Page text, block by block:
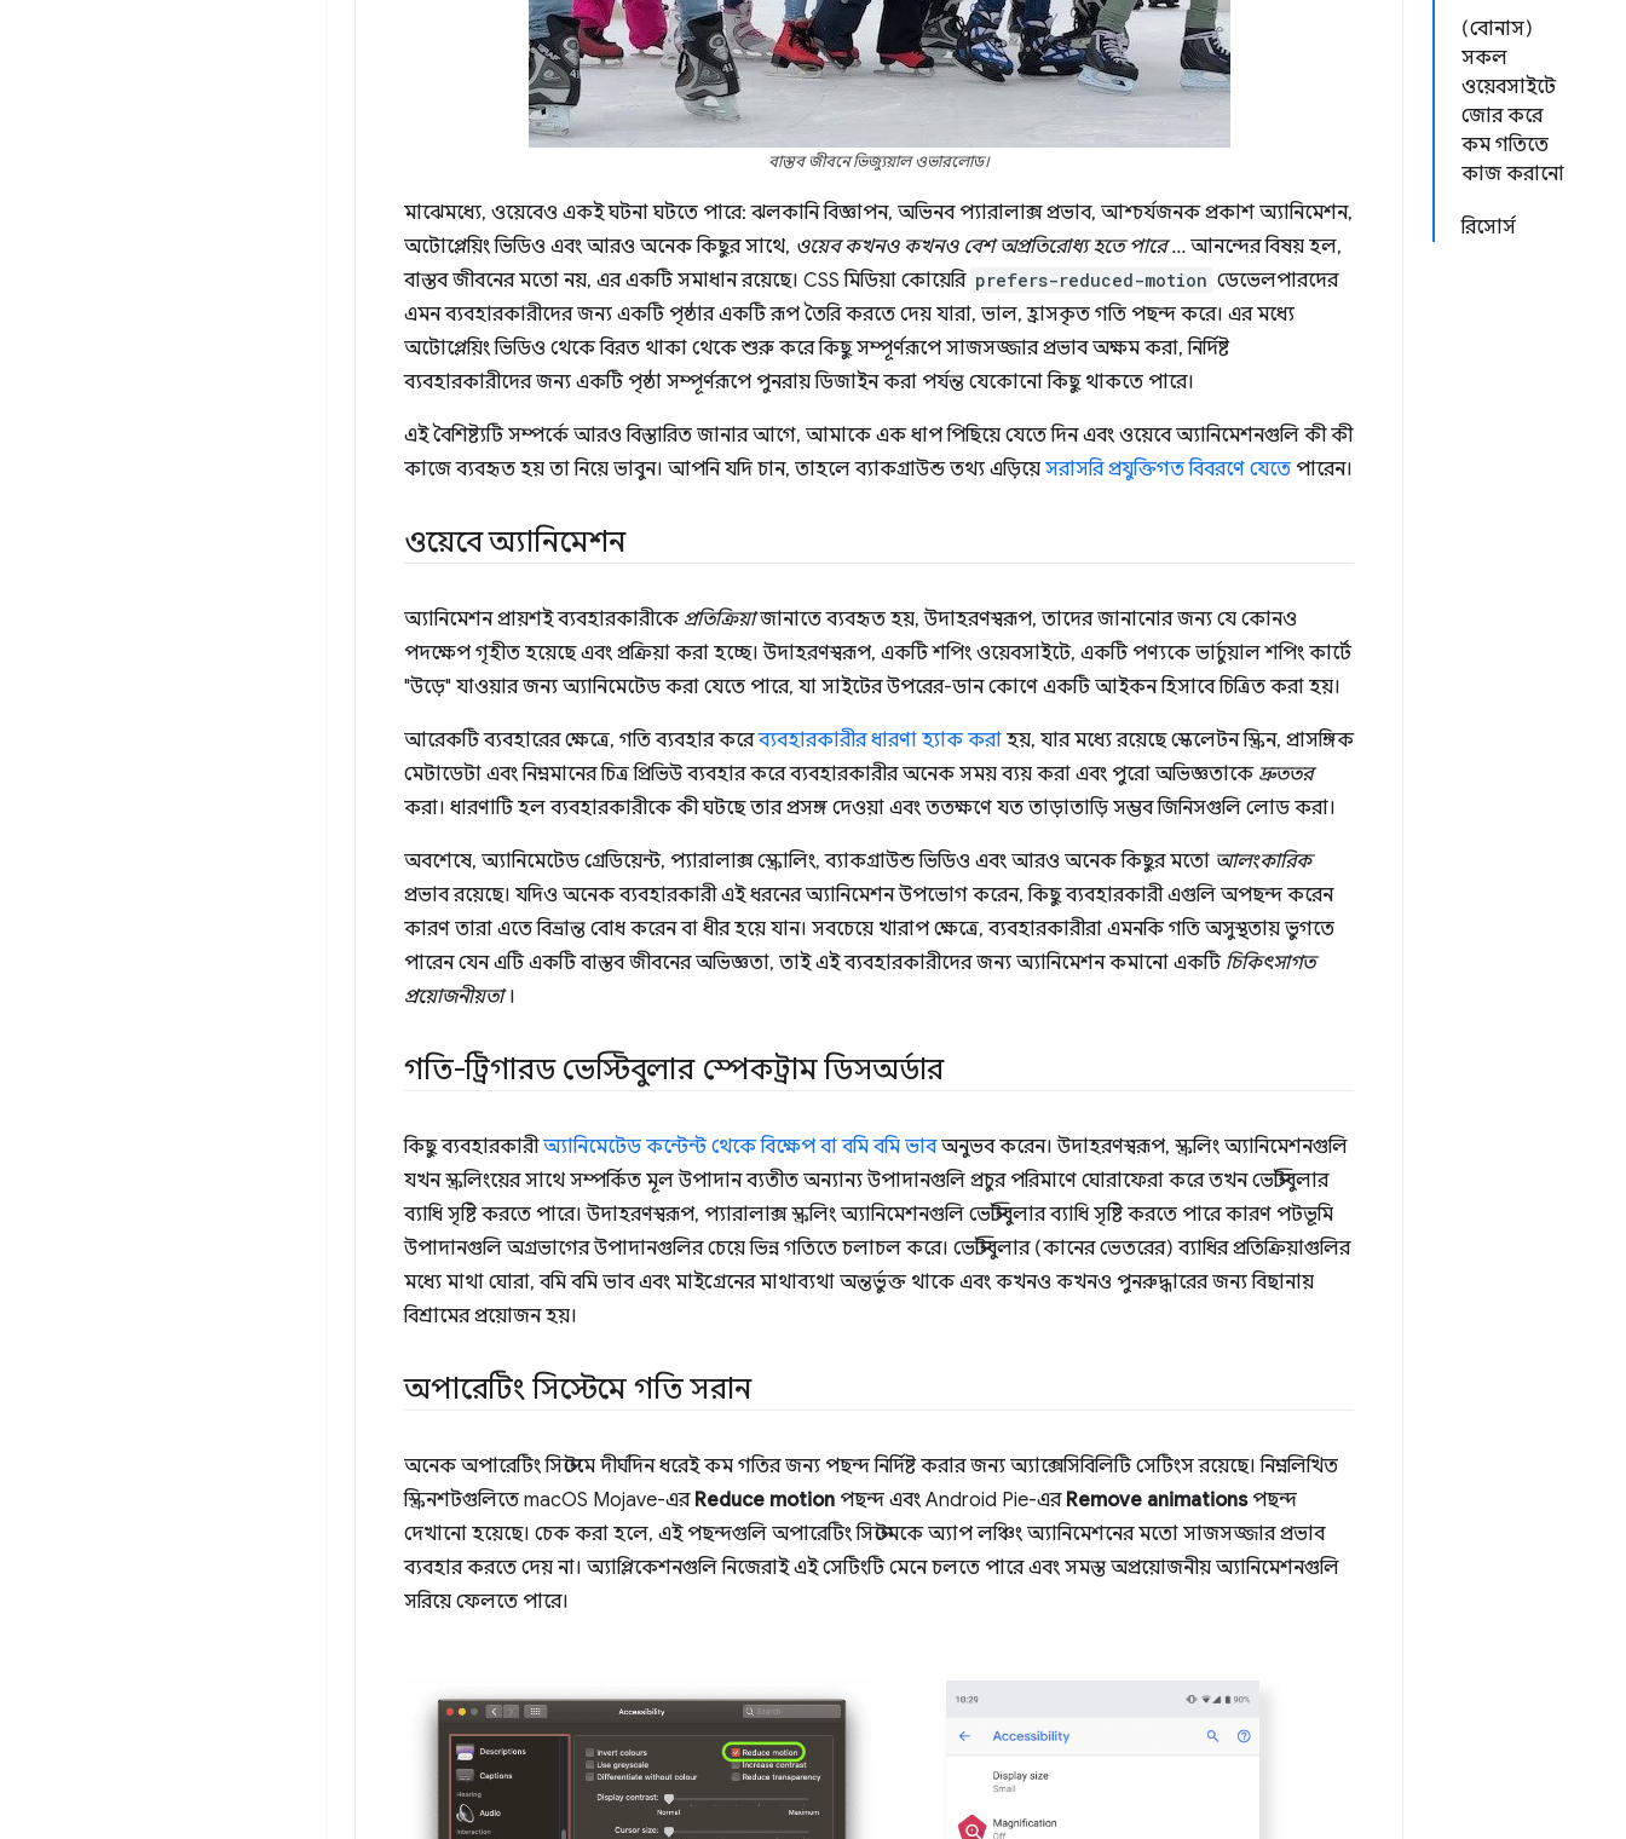
(বোনাস)
সকল
ওয়েবসাইটে
জোর করে
কম গতিতে
কাজ করানো
রিসোর্স
বাস্তব জীবনে ভিজ্যুয়াল ওভারলোড।
মাঝেমধ্যে, ওয়েবেও একই ঘটনা ঘটতে পারে: ঝলকানি বিজ্ঞাপন, অভিনব প্যারালাক্স প্রভাব, আশ্চর্যজনক প্রকাশ অ্যানিমেশন,
অটোপ্লেয়িং ভিডিও এবং আরও অনেক কিছুর সাথে, ওয়েব কখনও কখনও বেশ অপ্রতিরোধ্য হতে পারে... আনন্দের বিষয় হল,
বাস্তব জীবনের মতো নয়, এর একটি সমাধান রয়েছে। CSS মিডিয়া কোয়েরি prefers-reduced-motion ডেভেলপারদের
এমন ব্যবহারকারীদের জন্য একটি পৃষ্ঠার একটি রূপ তৈরি করতে দেয় যারা, ভাল, হ্রাসকৃত গতি পছন্দ করে। এর মধ্যে
অটোপ্লেয়িং ভিডিও থেকে বিরত থাকা থেকে শুরু করে কিছু সম্পূর্ণরূপে সাজসজ্জার প্রভাব অক্ষম করা, নির্দিষ্ট
ব্যবহারকারীদের জন্য একটি পৃষ্ঠা সম্পূর্ণরূপে পুনরায় ডিজাইন করা পর্যন্ত যেকোনো কিছু থাকতে পারে।
এই বৈশিষ্ট্যটি সম্পর্কে আরও বিস্তারিত জানার আগে, আমাকে এক ধাপ পিছিয়ে যেতে দিন এবং ওয়েবে অ্যানিমেশনগুলি কী কী
কাজে ব্যবহৃত হয় তা নিয়ে ভাবুন। আপনি যদি চান, তাহলে ব্যাকগ্রাউন্ড তথ্য এড়িয়ে সরাসরি প্রযুক্তিগত বিবরণে যেতে পারেন।
ওয়েবে অ্যানিমেশন
অ্যানিমেশন প্রায়শই ব্যবহারকারীকে প্রতিক্রিয়াজানাতে ব্যবহৃত হয়, উদাহরণস্বরূপ, তাদের জানানোর জন্য যে কোনও
পদক্ষেপ গৃহীত হয়েছে এবং প্রক্রিয়া করা হচ্ছে। উদাহরণস্বরূপ, একটি শপিং ওয়েবসাইটে, একটি পণ্যকে ভার্চুয়াল শপিং কার্টে
"উড়ে" যাওয়ার জন্য অ্যানিমেটেড করা যেতে পারে, যা সাইটের উপরের-ডান কোণে একটি আইকন হিসাবে চিত্রিত করা হয়।
আরেকটি ব্যবহারের ক্ষেত্রে, গতি ব্যবহার করেব্যবহারকারীর ধারণা হ্যাক করা হয়, যার মধ্যে রয়েছে স্কেলেটন স্ক্রিন, প্রাসঙ্গিক
মেটাডেটা এবং নিম্নমানের চিত্র প্রিভিউ ব্যবহার করে ব্যবহারকারীর অনেক সময় ব্যয় করা এবং পুরো অভিজ্ঞতাকে দ্রুততর
করা। ধারণাটি হল ব্যবহারকারীকে কী ঘটছে তার প্রসঙ্গ দেওয়া এবং ততক্ষণে যত তাড়াতাড়ি সম্ভব জিনিসগুলি লোড করা।
অবশেষে, অ্যানিমেটেড গ্রেডিয়েন্ট, প্যারালাক্স স্ক্রোলিং, ব্যাকগ্রাউন্ড ভিডিও এবং আরও অনেক কিছুর মতো আলংকারিক
প্রভাব রয়েছে। যদিও অনেক ব্যবহারকারী এই ধরনের অ্যানিমেশন উপভোগ করেন, কিছু ব্যবহারকারী এগুলি অপছন্দ করেন
কারণ তারা এতে বিভ্রান্ত বোধ করেন বা ধীর হয়ে যান। সবচেয়ে খারাপ ক্ষেত্রে, ব্যবহারকারীরা এমনকি গতি অসুস্থতায় ভুগতে
পারেন যেন এটি একটি বাস্তব জীবনের অভিজ্ঞতা, তাই এই ব্যবহারকারীদের জন্য অ্যানিমেশন কমানো একটি চিকিৎসাগত
প্রয়োজনীয়তা।
গতি-ট্রিগারড ভেস্টিবুলার স্পেকট্রাম ডিসঅর্ডার
কিছু ব্যবহারকারীঅ্যানিমেটেড কন্টেন্ট থেকে বিক্ষেপ বা বমি বমি ভাবঅনুভব করেন। উদাহরণস্বরূপ, স্ক্রলিং অ্যানিমেশনগুলি
যখন স্ক্রলিংয়ের সাথে সম্পর্কিত মূল উপাদান ব্যতীত অন্যান্য উপাদানগুলি প্রচুর পরিমাণে ঘোরাফেরা করে তখন ভেস্টিবুলার
ব্যাধি সৃষ্টি করতে পারে। উদাহরণস্বরূপ, প্যারালাক্স স্ক্রলিং অ্যানিমেশনগুলি ভেস্টিবুলার ব্যাধি সৃষ্টি করতে পারে কারণ পটভূমি
উপাদানগুলি অগ্রভাগের উপাদানগুলির চেয়ে ভিন্ন গতিতে চলাচল করে। ভেস্টিবুলার (কানের ভেতরের) ব্যাধির প্রতিক্রিয়াগুলির
মধ্যে মাথা ঘোরা, বমি বমি ভাব এবং মাইগ্রেনের মাথাব্যথা অন্তর্ভুক্ত থাকে এবং কখনও কখনও পুনরুদ্ধারের জন্য বিছানায়
বিশ্রামের প্রয়োজন হয়।
অপারেটিং সিস্টেমে গতি সরান
অনেক অপারেটিং সিস্টেমে দীর্ঘদিন ধরেই কম গতির জন্য পছন্দ নির্দিষ্ট করার জন্য অ্যাক্সেসিবিলিটি সেটিংস রয়েছে। নিম্নলিখিত
স্ক্রিনশটগুলিতে macOS Mojave-এর Reduce motion পছন্দ এবং Android Pie-এর Remove animationsপছন্দ
দেখানো হয়েছে। চেক করা হলে, এই পছন্দগুলি অপারেটিং সিস্টেমকে অ্যাপ লঞ্চিং অ্যানিমেশনের মতো সাজসজ্জার প্রভাব
ব্যবহার করতে দেয় না। অ্যাপ্লিকেশনগুলি নিজেরাই এই সেটিংটি মেনে চলতে পারে এবং সমস্ত অপ্রয়োজনীয় অ্যানিমেশনগুলি
সরিয়ে ফেলতে পারে।